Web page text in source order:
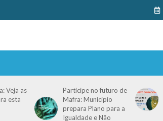
Veja as
esta
Participe no futuro de
Mafra: Município
prepara Plano para a
Igualdade e Não